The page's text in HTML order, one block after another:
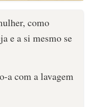
como
e a si mesmo se
a com a lavagem